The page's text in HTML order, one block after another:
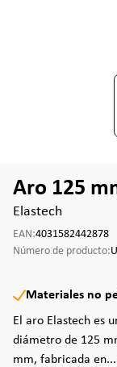
Aro 125
Elastech
EAN:4031582442878
Número de producto:
Materiales no
El aro Elastech es
diámetro de 125
mm, fabricada en...